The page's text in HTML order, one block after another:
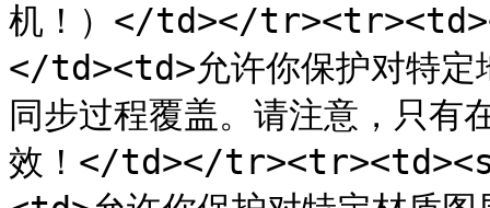
机！）</td></
</td><td>允许你保护对特定
同步过程覆盖。请注意，只有
效！</td></